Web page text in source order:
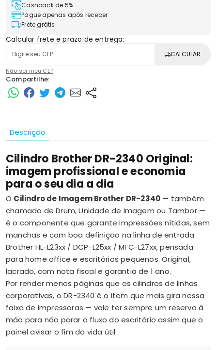
Cashback de 5%
Pague apenas após receber
Frete grátis
Calcular frete e prazo de entrega:
CALCULAR
Não sei meu CEP
Compartilhe:
Descrição
Cilindro Brother DR-2340 Original:
imagem profissional e economia
para o seu dia a dia
O Cilindro de Imagem Brother DR-2340 — também
chamado de Drum, Unidade de Imagem ou Tambor —
é o componente que garante impressões nítidas, sem
manchas e com boa definição na linha de entrada
Brother HL-L23xx / DCP-L25xx / MFC-L27xx, pensada
para home office e escritórios pequenos. Original,
lacrado, com nota fiscal e garantia de 1 ano.
Por render menos páginas que os cilindros de linhas
corporativas, o DR-2340 é o item que mais gira nessa
faixa de impressoras — vale ter sempre um reserva à
mão para não parar o fluxo do escritório assim que o
painel avisar o fim da vida útil.